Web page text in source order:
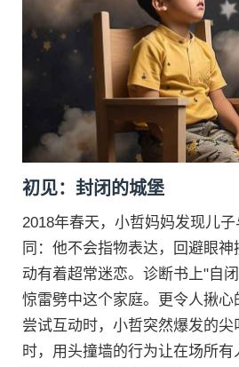
初见：封闭的城堡
2018年春天，小哲妈妈发现儿
同：他不会指物表达，回避眼
动有着超常迷恋。诊断书上"自
惊雷劈中这个家庭。更令人揪
尝试互动时，小哲突然爆发的
时，用头撞墙的行为让在场所